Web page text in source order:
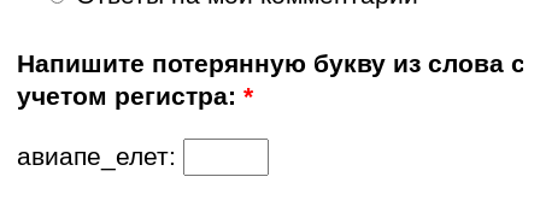
Напишите потерянную букву из слова с
учетом регистра:*
авиапе_елет: